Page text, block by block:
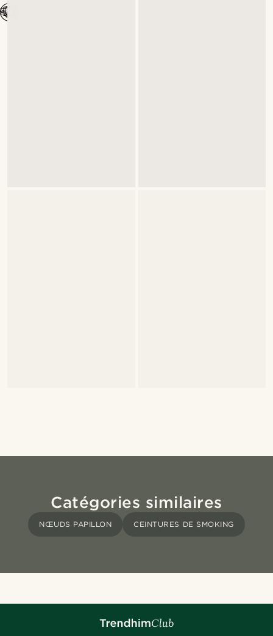
Catégories similaires
NŒUDS PAPILLON CEINTURES DE SMOKING